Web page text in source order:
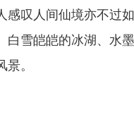
感叹人间仙境亦不过
白雪皑皑的冰湖、水
。